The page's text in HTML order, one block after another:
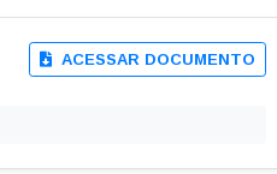
ACESSAR DOCUMENTO